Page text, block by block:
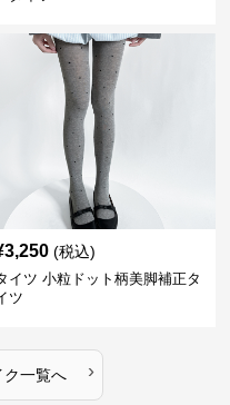
3,250 (税込)
イツ 小粒ドット柄美脚補正タ
ツ
一覧へ ›